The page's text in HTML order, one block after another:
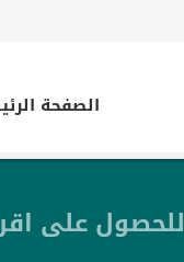
الصفحة
للحصول على